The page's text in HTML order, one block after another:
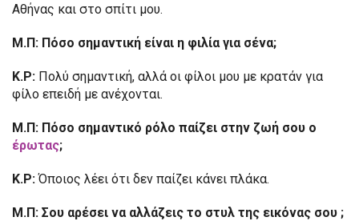
Αθήνας και στο σπίτι μου.
Μ.Π: Πόσο σημαντική είναι η φιλία για σένα;
Κ.Ρ: Πολύ σημαντική, αλλά οι φίλοι μου με κρατάν για
φίλο επειδή με ανέχονται.
Μ.Π: Πόσο σημαντικό ρόλο παίζει στην ζωή σου ο
έρωτας;
Κ.Ρ:Όποιος λέει ότι δεν παίζει κάνει πλάκα.
Μ.Π: Σου αρέσει να αλλάζεις το στυλ της εικόνας σου ;